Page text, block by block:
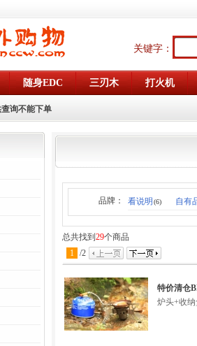
关键字：
随身EDC 三刃木 打火机
询不能下单
品牌： 看说明 (6) 自有
总共找到 29个商品
1 /2
特价清仓
炉头+收